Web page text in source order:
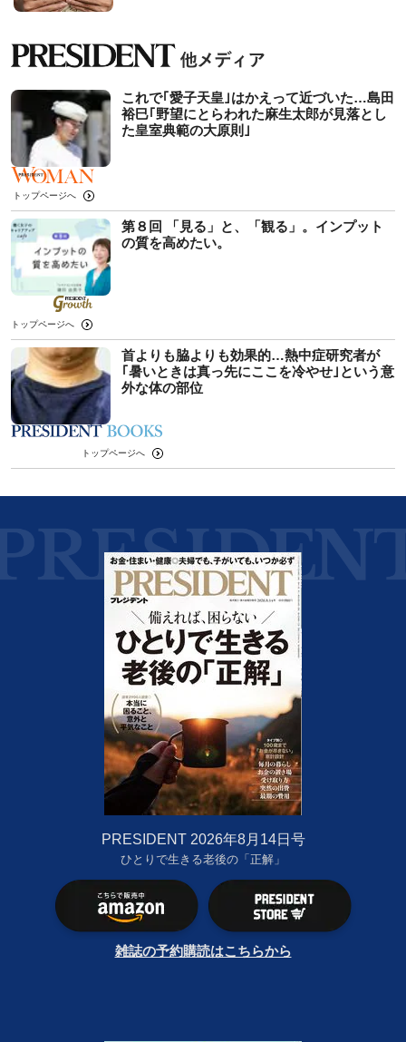
これで｢愛子天皇｣はかえって近づいた…島田
裕巳｢野望にとらわれた麻生太郎が見落とし
た皇室典範の大原則｣
トップページへ
第８回 「見る」と、「観る」。インプット
の質を高めたい。
トップページへ
首よりも脇よりも効果的…熱中症研究者が
｢暑いときは真っ先にここを冷やせ｣という意
外な体の部位
トップページへ
PRESIDENT 2026年8月14日号
ひとりで生きる老後の「正解」
雑誌の予約購読はこちらから